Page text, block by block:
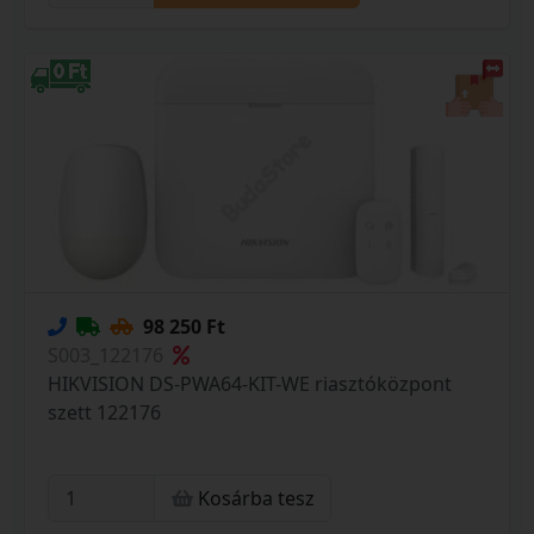
98 250 Ft
HIKVISION DS-PWA64-KIT-WE riasztóközpont
szett 122176
Kosárba tesz